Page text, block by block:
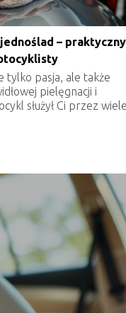
– praktyczny
tylko pasja, ale także
pielęgnacji i
służył Ci przez